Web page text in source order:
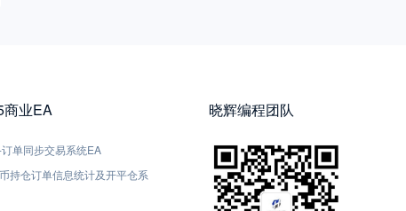
商业EA
单同步交易系统EA
持仓订单信息统计及开平仓系
晓辉编程团队